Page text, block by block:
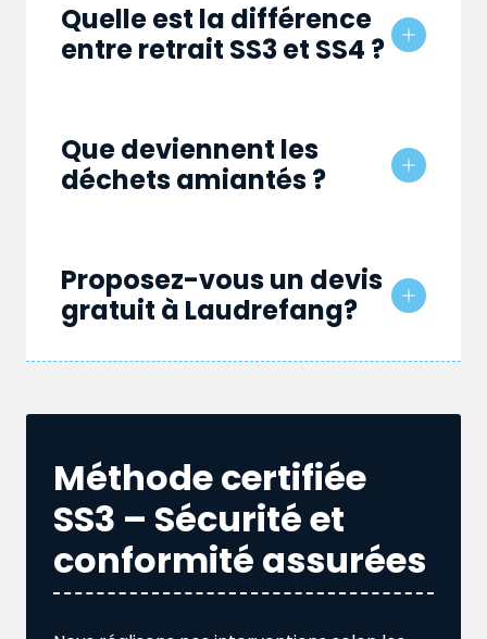
Quelle est la différence
entre retrait SS3 et SS4 ?
Que deviennent les
déchets amiantés ?
Proposez-vous un devis
gratuit à Laudrefang?
Méthode certifiée
SS3 – Sécurité et
conformité assurées